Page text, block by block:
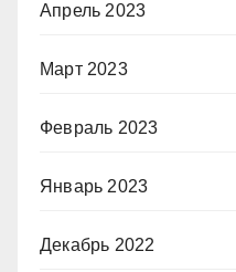
Апрель 2023
Март 2023
Февраль 2023
Январь 2023
Декабрь 2022